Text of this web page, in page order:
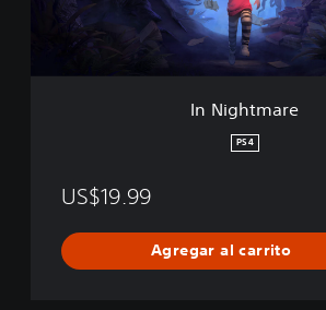
In Nightmare
PS4
US$19.99
Agregar al carrito